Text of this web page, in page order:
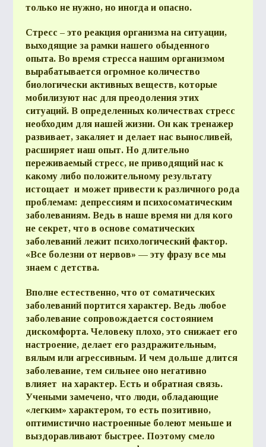
только не нужно, но иногда и опасно.
Стресс – это реакция организма на ситуации,
выходящие за рамки нашего обыденного
опыта. Во время стресса нашим организмом
вырабатывается огромное количество
биологически активных веществ, которые
мобилизуют нас для преодоления этих
ситуаций. В определенных количествах стресс
необходим для нашей жизни. Он как тренажер
развивает, закаляет и делает нас выносливей,
расширяет наш опыт. Но длительно
переживаемый стресс, не приводящий нас к
какому либо положительному результату
истощает и может привести к различного рода
проблемам: депрессиям и психосоматическим
заболеваниям. Ведь в наше время ни для кого
не секрет, что в основе соматических
заболеваний лежит психологический фактор.
«Все болезни от нервов» — эту фразу все мы
знаем с детства.
Вполне естественно, что от соматических
заболеваний портится характер. Ведь любое
заболевание сопровождается состоянием
дискомфорта. Человеку плохо, это снижает его
настроение, делает его раздражительным,
вялым или агрессивным. И чем дольше длится
заболевание, тем сильнее оно негативно
влияет на характер. Есть и обратная связь.
Учеными замечено, что люди, обладающие
«легким» характером, то есть позитивно,
оптимистично настроенные болеют меньше и
выздоравливают быстрее. Поэтому смело